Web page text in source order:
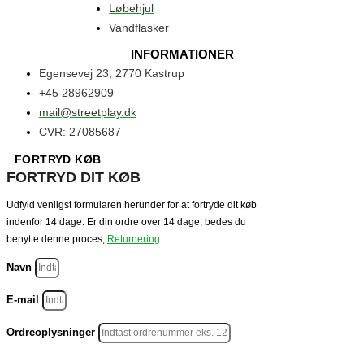
Løbehjul
Vandflasker
INFORMATIONER
Egensevej 23, 2770 Kastrup
+45 28962909
mail@streetplay.dk
CVR: 27085687
FORTRYD KØB
FORTRYD DIT KØB
Udfyld venligst formularen herunder for at fortryde dit køb
indenfor 14 dage. Er din ordre over 14 dage, bedes du
benytte denne proces; Returnering
Navn
E-mail
Ordreoplysninger